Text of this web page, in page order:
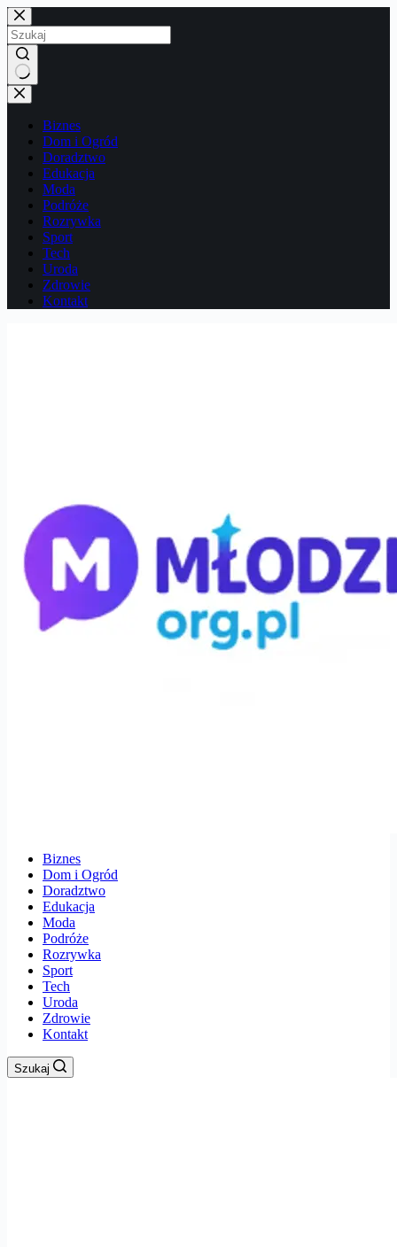
Przejdź
do
treści
Brak
wyników
Biznes
Dom i Ogród
Doradztwo
Edukacja
Moda
Podróże
Rozrywka
Sport
Tech
Uroda
Zdrowie
Kontakt
Biznes
Dom i Ogród
Doradztwo
Edukacja
Moda
Podróże
Rozrywka
Sport
Tech
Uroda
Zdrowie
Kontakt
Szukaj